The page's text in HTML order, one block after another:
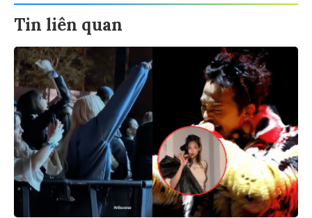
Tin liên quan